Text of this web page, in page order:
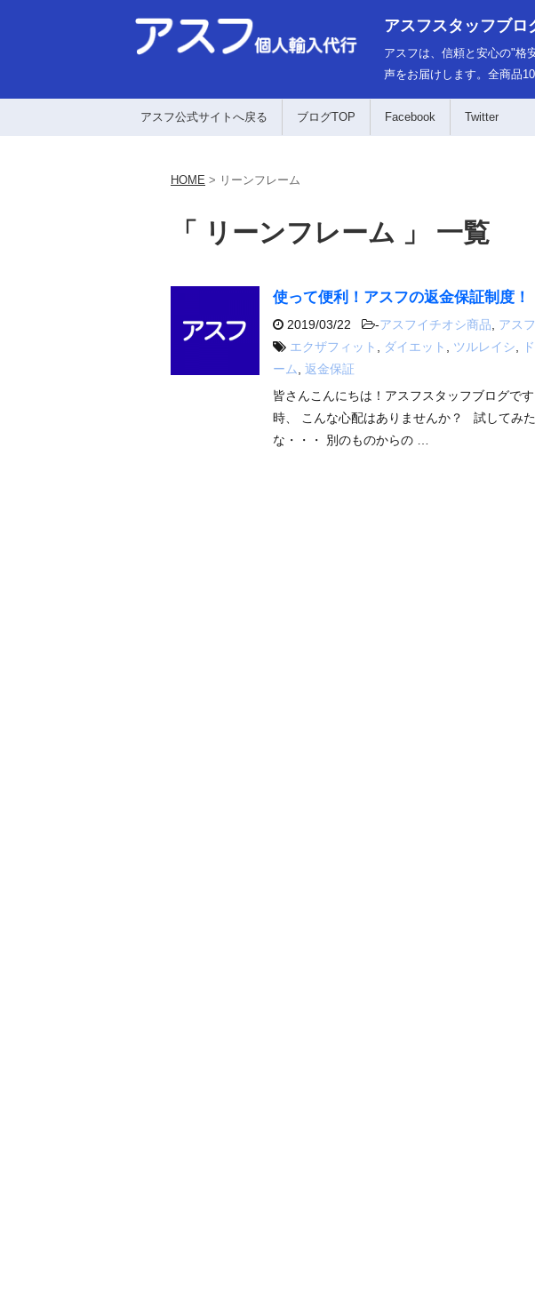
アスフスタッフブロ
アスフは、信頼と安心の"格
声をお届けします。全商品
アスフ公式サイトへ戻る ブログTOP Facebook Twitter
HOME > リーンフレーム
「 リーンフレーム 」 一覧
使って便利！アスフの返金保証制度！
2019/03/22 -アスフイチオシ商品
アス
エクザフィット
ダイエット ツルレイシ
ーム
返金保証
皆さんこんにちは！アスフスタッフブログで
時、 こんな心配はありませんか？ 試してみ
な・・・ 別のものからの …